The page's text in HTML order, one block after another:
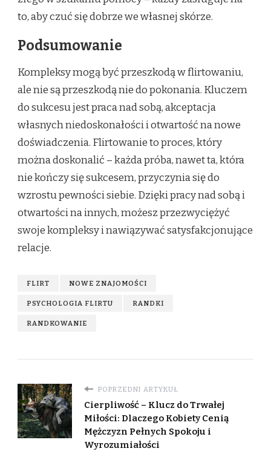
to, aby czuć się dobrze we własnej skórze.
Podsumowanie
Kompleksy mogą być przeszkodą w flirtowaniu,
ale nie są przeszkodą nie do pokonania. Kluczem
do sukcesu jest praca nad sobą, akceptacja
własnych niedoskonałości i otwartość na nowe
doświadczenia. Flirtowanie to proces, który
można doskonalić – każda próba, nawet ta, która
nie kończy się sukcesem, przyczynia się do
wzrostu pewności siebie. Dzięki pracy nad sobą i
otwartości na innych, możesz przezwyciężyć
swoje kompleksy i nawiązywać satysfakcjonujące
relacje.
FLIRT NOWE ZNAJOMOŚCI
PSYCHOLOGIA FLIRTU RANDKI
RANDKOWANIE
POPRZEDNI ARTYKUŁ
Cierpliwość – Klucz do Trwałej
Miłości: Dlaczego Kobiety Cenią
Mężczyzn Pełnych Spokoju i
Wyrozumiałości